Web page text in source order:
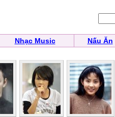
Nhạc Music Nấu Ăn